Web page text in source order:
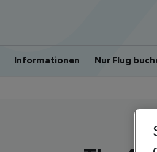
Informationen Nur Flug